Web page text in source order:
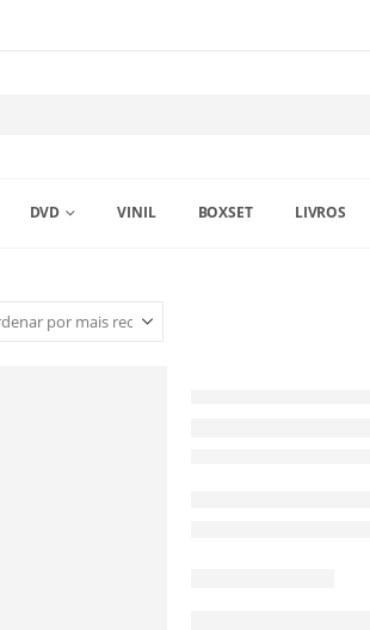
DVD VINIL BOXSET LIVROS